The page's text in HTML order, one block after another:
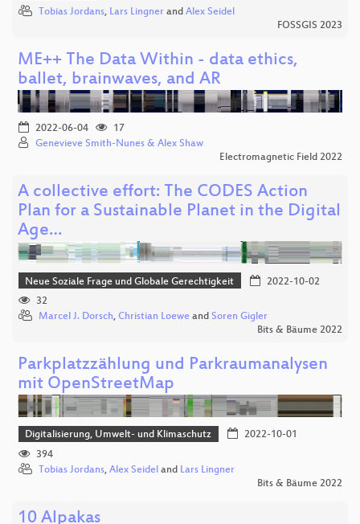
Tobias Jordans, Lars Lingner and Alex Seidel
FOSSGIS 2023
ME++ The Data Within - data ethics,
ballet, brainwaves, and AR
2022-06-04
17
Genevieve Smith-Nunes & Alex Shaw
Electromagnetic Field 2022
A collective effort: The CODES Action
Plan for a Sustainable Planet in the Digital
Age…
Neue Soziale Frage und Globale Gerechtigkeit
2022-10-02
32
Marcel J. Dorsch, Christian Loewe and Soren Gigler
Bits & Bäume 2022
Parkplatzzählung und Parkraumanalysen
mit OpenStreetMap
Digitalisierung, Umwelt- und Klimaschutz
2022-10-01
394
Tobias Jordans, Alex Seidel and Lars Lingner
Bits & Bäume 2022
10 Alpakas